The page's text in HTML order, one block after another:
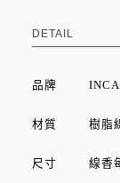
DETAIL
品牌
材質 樹脂線
尺寸 線香每